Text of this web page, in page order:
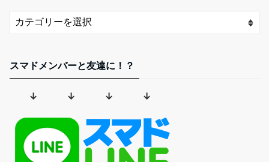
スマドメンバーと友達に！？
↓ ↓ ↓ ↓